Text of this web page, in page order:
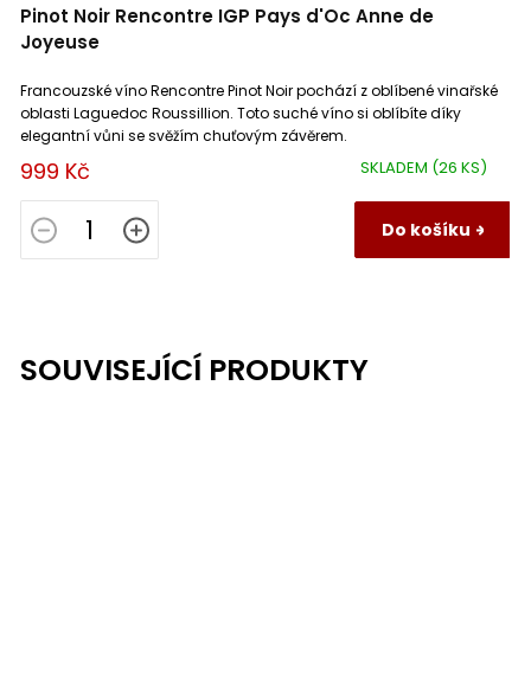
Pinot Noir Rencontre IGP Pays d'Oc Anne de
Joyeuse
SKLADEM (26 KS)
999 Kč
Do košíku
Francouzské víno Rencontre Pinot Noir pochází z oblíbené vinařské
oblasti Laguedoc Roussillion. Toto suché víno si oblíbíte díky
elegantní vůni se svěžím chuťovým závěrem.
SOUVISEJÍCÍ PRODUKTY